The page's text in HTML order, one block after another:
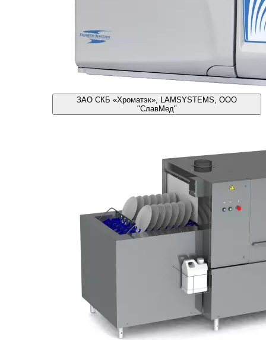
ЗАО СКБ «Хроматэк», LAMSYSTEMS, ООО
"СлавМед"